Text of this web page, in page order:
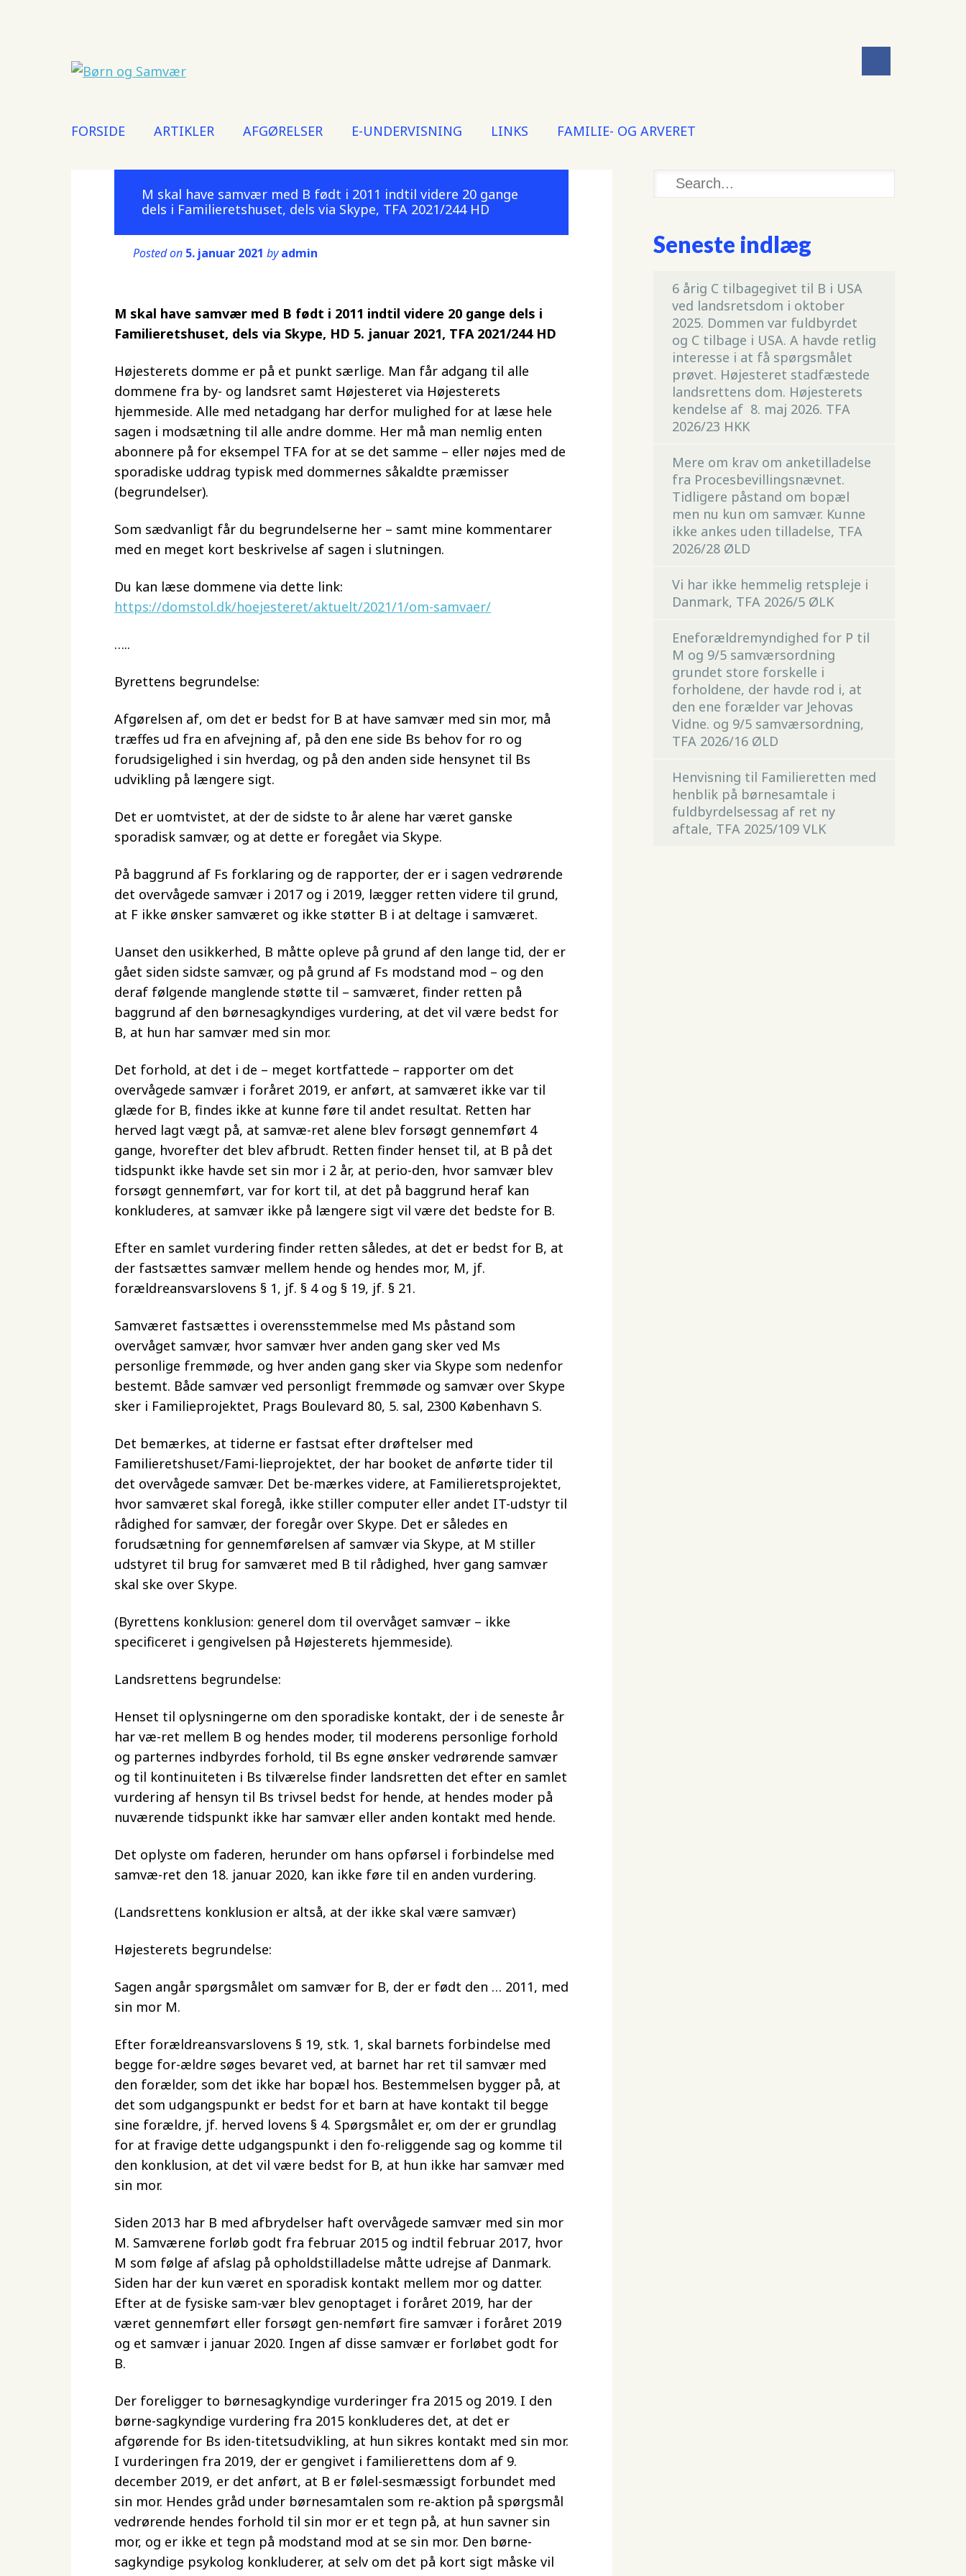
Main menu
Skip
FORSIDE ARTIKLER AFGØRELSER E-UNDERVISNING LINKS FAMILIE- OG ARVERET
M skal have samvær med B født i 2011 indtil videre 20 gange
dels i Familieretshuset, dels via Skype, TFA 2021/244 HD
Posted on 5. januar 2021 byadmin
M skal have samvær med B født i 2011 indtil videre 20 gange dels i
Familieretshuset, dels via Skype, HD 5. januar 2021, TFA 2021/244 HD
Højesterets domme er på et punkt særlige. Man får adgang til alle
dommene fra by- og landsret samt Højesteret via Højesterets
hjemmeside. Alle med netadgang har derfor mulighed for at læse hele
sagen i modsætning til alle andre domme. Her må man nemlig enten
abonnere på for eksempel TFA for at se det samme – eller nøjes med de
sporadiske uddrag typisk med dommernes såkaldte præmisser
(begrundelser).
Som sædvanligt får du begrundelserne her – samt mine kommentarer
med en meget kort beskrivelse af sagen i slutningen.
Du kan læse dommene via dette link:
https://domstol.dk/hoejesteret/aktuelt/2021/1/om-samvaer/
…..
Byrettens begrundelse:
Afgørelsen af, om det er bedst for B at have samvær med sin mor, må
træffes ud fra en afvejning af, på den ene side Bs behov for ro og
forudsigelighed i sin hverdag, og på den anden side hensynet til Bs
udvikling på længere sigt.
Det er uomtvistet, at der de sidste to år alene har været ganske
sporadisk samvær, og at dette er foregået via Skype.
På baggrund af Fs forklaring og de rapporter, der er i sagen vedrørende
det overvågede samvær i 2017 og i 2019, lægger retten videre til grund,
at F ikke ønsker samværet og ikke støtter B i at deltage i samværet.
Uanset den usikkerhed, B måtte opleve på grund af den lange tid, der er
gået siden sidste samvær, og på grund af Fs modstand mod – og den
deraf følgende manglende støtte til – samværet, finder retten på
baggrund af den børnesagkyndiges vurdering, at det vil være bedst for
B, at hun har samvær med sin mor.
Det forhold, at det i de – meget kortfattede – rapporter om det
overvågede samvær i foråret 2019, er anført, at samværet ikke var til
glæde for B, findes ikke at kunne føre til andet resultat. Retten har
herved lagt vægt på, at samvæ-ret alene blev forsøgt gennemført 4
gange, hvorefter det blev afbrudt. Retten finder henset til, at B på det
tidspunkt ikke havde set sin mor i 2 år, at perio-den, hvor samvær blev
forsøgt gennemført, var for kort til, at det på baggrund heraf kan
konkluderes, at samvær ikke på længere sigt vil være det bedste for B.
Efter en samlet vurdering finder retten således, at det er bedst for B, at
der fastsættes samvær mellem hende og hendes mor, M, jf.
forældreansvarslovens § 1, jf. § 4 og § 19, jf. § 21.
Samværet fastsættes i overensstemmelse med Ms påstand som
overvåget samvær, hvor samvær hver anden gang sker ved Ms
personlige fremmøde, og hver anden gang sker via Skype som nedenfor
bestemt. Både samvær ved personligt fremmøde og samvær over Skype
sker i Familieprojektet, Prags Boulevard 80, 5. sal, 2300 København S.
Det bemærkes, at tiderne er fastsat efter drøftelser med
Familieretshuset/Fami-lieprojektet, der har booket de anførte tider til
det overvågede samvær. Det be-mærkes videre, at Familieretsprojektet,
hvor samværet skal foregå, ikke stiller computer eller andet IT-udstyr til
rådighed for samvær, der foregår over Skype. Det er således en
forudsætning for gennemførelsen af samvær via Skype, at M stiller
udstyret til brug for samværet med B til rådighed, hver gang samvær
skal ske over Skype.
(Byrettens konklusion: generel dom til overvåget samvær – ikke
specificeret i gengivelsen på Højesterets hjemmeside).
Landsrettens begrundelse:
Henset til oplysningerne om den sporadiske kontakt, der i de seneste år
har væ-ret mellem B og hendes moder, til moderens personlige forhold
og parternes indbyrdes forhold, til Bs egne ønsker vedrørende samvær
og til kontinuiteten i Bs tilværelse finder landsretten det efter en samlet
vurdering af hensyn til Bs trivsel bedst for hende, at hendes moder på
nuværende tidspunkt ikke har samvær eller anden kontakt med hende.
Det oplyste om faderen, herunder om hans opførsel i forbindelse med
samvæ-ret den 18. januar 2020, kan ikke føre til en anden vurdering.
(Landsrettens konklusion er altså, at der ikke skal være samvær)
Højesterets begrundelse:
Sagen angår spørgsmålet om samvær for B, der er født den … 2011, med
sin mor M.
Efter forældreansvarslovens § 19, stk. 1, skal barnets forbindelse med
begge for-ældre søges bevaret ved, at barnet har ret til samvær med
den forælder, som det ikke har bopæl hos. Bestemmelsen bygger på, at
det som udgangspunkt er bedst for et barn at have kontakt til begge
sine forældre, jf. herved lovens § 4. Spørgsmålet er, om der er grundlag
for at fravige dette udgangspunkt i den fo-religgende sag og komme til
den konklusion, at det vil være bedst for B, at hun ikke har samvær med
sin mor.
Siden 2013 har B med afbrydelser haft overvågede samvær med sin mor
M. Samværene forløb godt fra februar 2015 og indtil februar 2017, hvor
M som følge af afslag på opholdstilladelse måtte udrejse af Danmark.
Siden har der kun været en sporadisk kontakt mellem mor og datter.
Efter at de fysiske sam-vær blev genoptaget i foråret 2019, har der
været gennemført eller forsøgt gen-nemført fire samvær i foråret 2019
og et samvær i januar 2020. Ingen af disse samvær er forløbet godt for
B.
Der foreligger to børnesagkyndige vurderinger fra 2015 og 2019. I den
børne-sagkyndige vurdering fra 2015 konkluderes det, at det er
afgørende for Bs iden-titetsudvikling, at hun sikres kontakt med sin mor.
I vurderingen fra 2019, der er gengivet i familierettens dom af 9.
december 2019, er det anført, at B er følel-sesmæssigt forbundet med
sin mor. Hendes gråd under børnesamtalen som re-aktion på spørgsmål
vedrørende hendes forhold til sin mor er et tegn på, at hun savner sin
mor, og er ikke et tegn på modstand mod at se sin mor. Den børne-
sagkyndige psykolog konkluderer, at selv om det på kort sigt måske vil
Seneste indlæg
6 årig C tilbagegivet til B i USA
ved landsretsdom i oktober
2025. Dommen var fuldbyrdet
og C tilbage i USA. A havde retlig
interesse i at få spørgsmålet
prøvet. Højesteret stadfæstede
landsrettens dom. Højesterets
kendelse af 8. maj 2026. TFA
2026/23 HKK
Mere om krav om anketilladelse
fra Procesbevillingsnævnet.
Tidligere påstand om bopæl
men nu kun om samvær. Kunne
ikke ankes uden tilladelse, TFA
2026/28 ØLD
Vi har ikke hemmelig retspleje i
Danmark, TFA 2026/5 ØLK
Eneforældremyndighed for P til
M og 9/5 samværsordning
grundet store forskelle i
forholdene, der havde rod i, at
den ene forælder var Jehovas
Vidne. og 9/5 samværsordning,
TFA 2026/16 ØLD
Henvisning til Familieretten med
henblik på børnesamtale i
fuldbyrdelsessag af ret ny
aftale, TFA 2025/109 VLK